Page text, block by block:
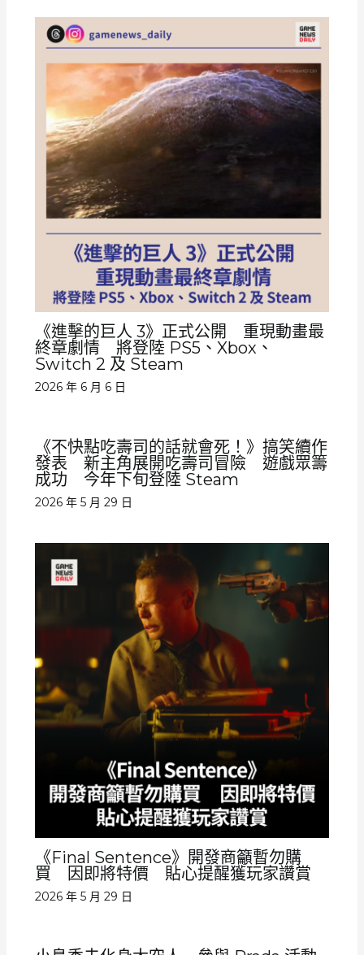
《進擊的巨人 3》正式公開 重現動畫最
終章劇情 將登陸 PS5、Xbox、
Switch 2 及 Steam
2026 年 6 月 6 日
《不快點吃壽司的話就會死！》搞笑續作
發表 新主角展開吃壽司冒險 遊戲眾籌
成功 今年下旬登陸 Steam
2026 年 5 月 29 日
《Final Sentence》開發商籲暫勿購
買 因即將特價 貼心提醒獲玩家讚賞
2026 年 5 月 29 日